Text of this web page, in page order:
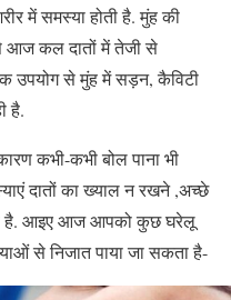
में समस्या होती है. मुंह की
आज कल दातों में तेजी से
उपयोग से मुंह में सड़न, कैविटी
है.
कभी-कभी बोल पाना भी
दातों का ख्याल न रखने ,अच्छे
है. आइए आज आपको कुछ घरेलू
से निजात पाया जा सकता है-